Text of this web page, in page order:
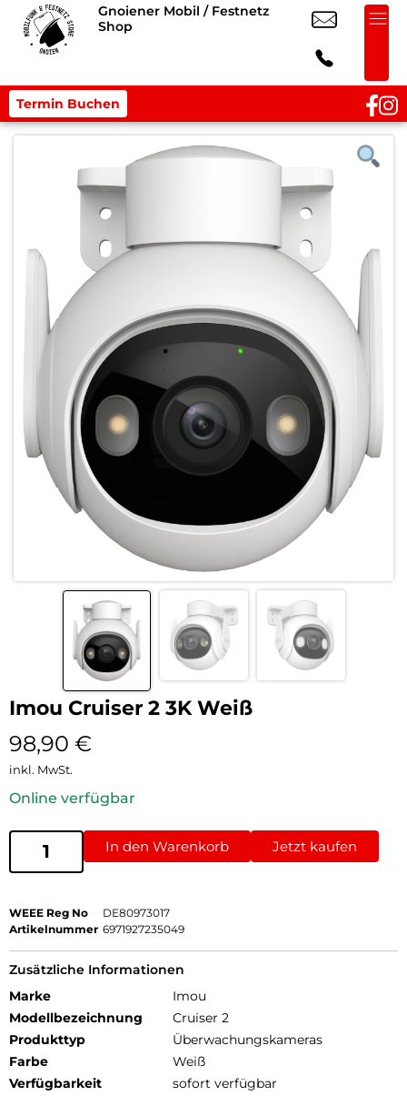
Gnoiener Mobil / Festnetz
Shop
Termin Buchen
Imou Cruiser 2 3K Weiß
98,90 €
inkl. MwSt.
Online verfügbar
In den Warenkorb Jetzt kaufen
WEEE Reg No
DE80973017
Artikelnummer 6971927235049
Zusätzliche Informationen
Marke
Imou
Modellbezeichnung
Cruiser 2
Produkttyp
Überwachungskameras
Farbe
Weiß
Verfügbarkeit
sofort verfügbar